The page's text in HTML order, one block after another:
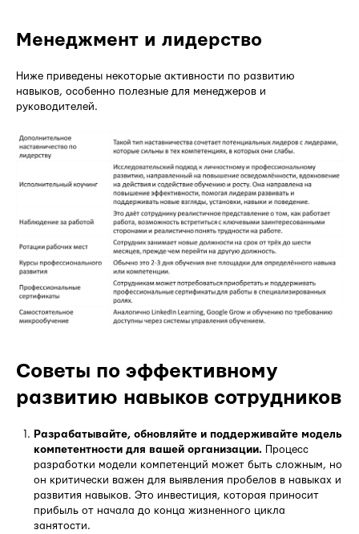
Менеджмент и лидерство
Ниже приведены некоторые активности по развитию
навыков, особенно полезные для менеджеров и
руководителей.
Советы по эффективному
развитию навыков сотрудников
Разрабатывайте, обновляйте и поддерживайте модель
компетентности для вашей организации. Процесс
разработки модели компетенций может быть сложным, но
он критически важен для выявления пробелов в навыках и
развития навыков. Это инвестиция, которая приносит
прибыль от начала до конца жизненного цикла
занятости.